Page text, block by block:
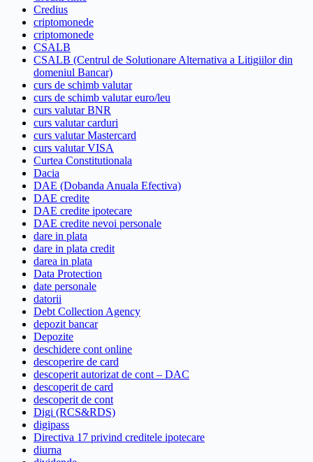
Credius
criptomonede
criptomonede
CSALB
CSALB (Centrul de Solutionare Alternativa a Litigiilor din
domeniul Bancar)
curs de schimb valutar
curs de schimb valutar euro/leu
curs valutar BNR
curs valutar carduri
curs valutar Mastercard
curs valutar VISA
Curtea Constitutionala
Dacia
DAE (Dobanda Anuala Efectiva)
DAE credite
DAE credite ipotecare
DAE credite nevoi personale
dare in plata
dare in plata credit
darea in plata
Data Protection
date personale
datorii
Debt Collection Agency
depozit bancar
Depozite
deschidere cont online
descoperire de card
descoperit autorizat de cont – DAC
descoperit de card
descoperit de cont
Digi (RCS&RDS)
digipass
Directiva 17 privind creditele ipotecare
diurna